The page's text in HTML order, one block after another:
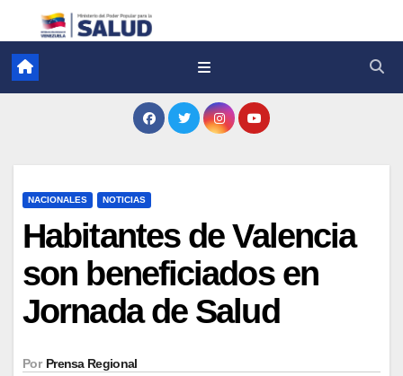
NACIONALES NOTICIAS
Habitantes de Valencia
son beneficiados en
Jornada de Salud
Por Prensa Regional